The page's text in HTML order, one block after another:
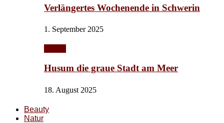
Verlängertes Wochenende in Schwerin
1. September 2025
Husum die graue Stadt am Meer
18. August 2025
Beauty
Natur